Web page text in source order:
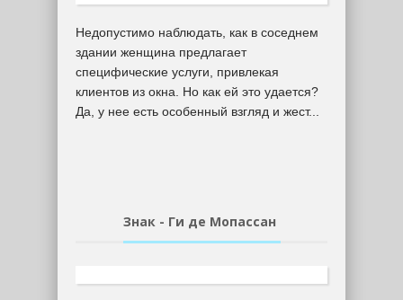
Недопустимо наблюдать, как в соседнем
здании женщина предлагает
специфические услуги, привлекая
клиентов из окна. Но как ей это удается?
Да, у нее есть особенный взгляд и жест...
Знак - Ги де Мопассан